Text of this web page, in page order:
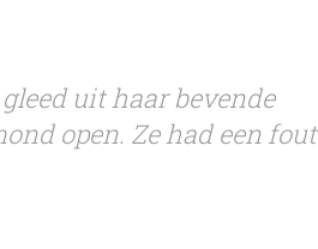
uit haar bevende
open. Ze had een fout